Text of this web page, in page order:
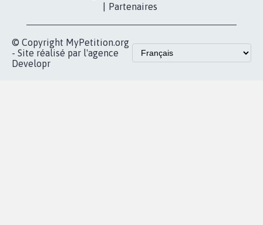
Partenaires
© Copyright MyPetition.org
- Site réalisé par l'agence
Developr